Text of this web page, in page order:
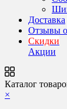
Доставка
Отзывы о
Скидки
Акции
Каталог
×